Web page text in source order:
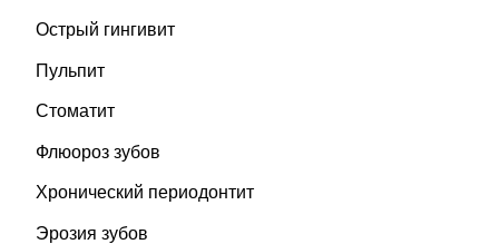
Острый гингивит
Пульпит
Стоматит
Флюороз зубов
Хронический периодонтит
Эрозия зубов